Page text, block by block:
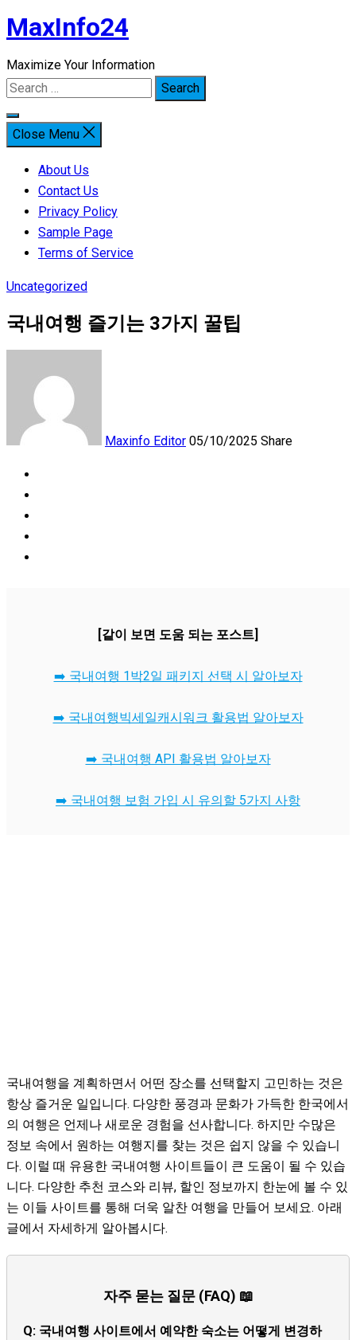
Skip
content
MaxInfo24
Maximize Your Information
Search
Close Menu
About Us
Contact Us
Privacy Policy
Sample Page
Terms of Service
Uncategorized
국내여행 즐기는 3가지 꿀팁
Maxinfo Editor 05/10/2025 Share
[같이 보면 도움 되는 포스트]
➡️ 국내여행 1박2일 패키지 선택 시 알아보자
➡️ 국내여행빅세일캐시워크 활용법 알아보자
➡️ 국내여행 API 활용법 알아보자
➡️ 국내여행 보험 가입 시 유의할 5가지 사항
국내여행을 계획하면서 어떤 장소를 선택할지 고민하는 것은
항상 즐거운 일입니다. 다양한 풍경과 문화가 가득한 한국에서
의 여행은 언제나 새로운 경험을 선사합니다. 하지만 수많은
정보 속에서 원하는 여행지를 찾는 것은 쉽지 않을 수 있습니
다. 이럴 때 유용한 국내여행 사이트들이 큰 도움이 될 수 있습
니다. 다양한 추천 코스와 리뷰, 할인 정보까지 한눈에 볼 수 있
는 이들 사이트를 통해 더욱 알찬 여행을 만들어 보세요. 아래
글에서 자세하게 알아봅시다.
자주 묻는 질문 (FAQ) 📖
Q: 국내여행 사이트에서 예약한 숙소는 어떻게 변경하